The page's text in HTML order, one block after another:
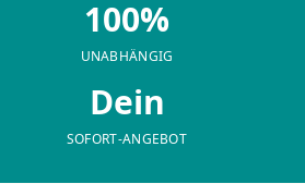
100%
UNABHÄNGIG
Dein
SOFORT-ANGEBOT